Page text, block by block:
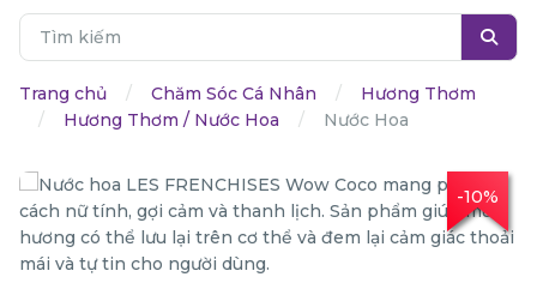
Trang chủ Chăm Sóc Cá Nhân
Hương Thơm
Hương Thơm / Nước Hoa
Nước Hoa
-10%